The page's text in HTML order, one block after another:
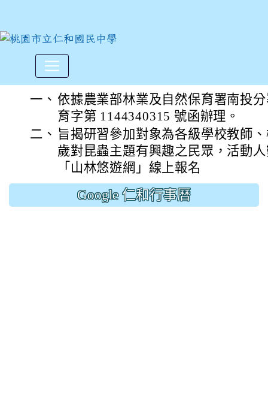
奧萬大自然教育中心於114
一、 依據農業部林業及自然保育署南投
育字第 1144340315 號函辦理。
二、 旨揭研習參加對象為各級學校教師
歲對昆蟲主題有興趣之民眾，活動
「山林悠遊網」線上報名
Google 仁和行事曆